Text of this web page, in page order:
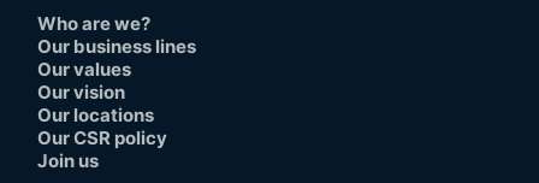
Who are we?
Our business lines
Our values
Our vision
Our locations
Our CSR policy
Join us